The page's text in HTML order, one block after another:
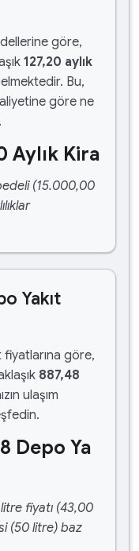
göre,
127,20 aylık
Bu,
göre ne
Aylık Kira
(15.000,00
Yakıt
fiyatlarına göre,
887,48
ulaşım
Depo Ya
fiyatı (43,00
(50 litre) baz